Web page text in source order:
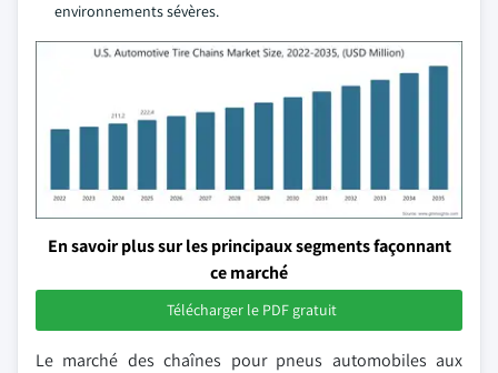
environnements sévères.
En savoir plus sur les principaux segments façonnant
ce marché
Télécharger le PDF gratuit
Le marché des chaînes pour pneus automobiles aux